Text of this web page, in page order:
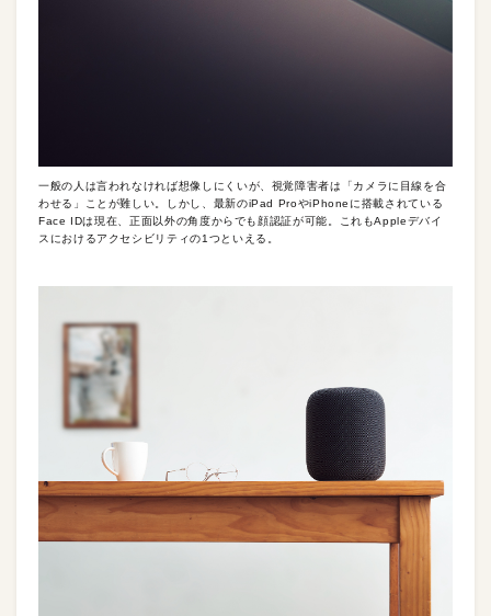
一般の人は言われなければ想像しにくいが、視覚障害者は「カメラに目線を合
わせる」ことが難しい。しかし、最新のiPad ProやiPhoneに搭載されている
Face IDは現在、正面以外の角度からでも顔認証が可能。これもAppleデバイ
スにおけるアクセシビリティの1つといえる。